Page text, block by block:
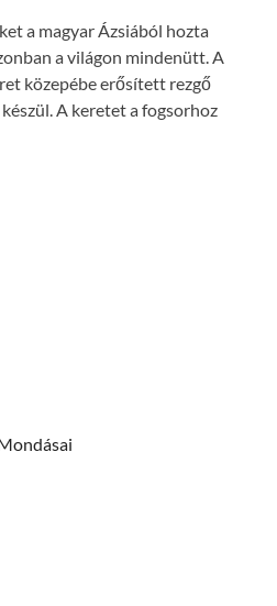
a magyar Ázsiából hozta
a világon mindenütt. A
közepébe erősített rezgő
A keretet a fogsorhoz